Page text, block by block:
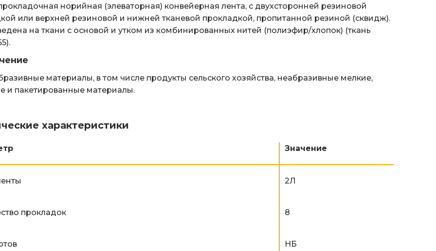
норийная (элеваторная) конвейерная лента, с двухсторонней резиновой
или верхней резиновой и нижней тканевой прокладкой, пропитанной резиной (сквидж).
на ткани с основой и утком из комбинированных нитей (полиэфир/хлопок) (ткань
материалы, в том числе продукты сельского хозяйства, неабразивные мелкие,
и пакетированные материалы.
характеристики
Значение
2Л
прокладок 8
НБ